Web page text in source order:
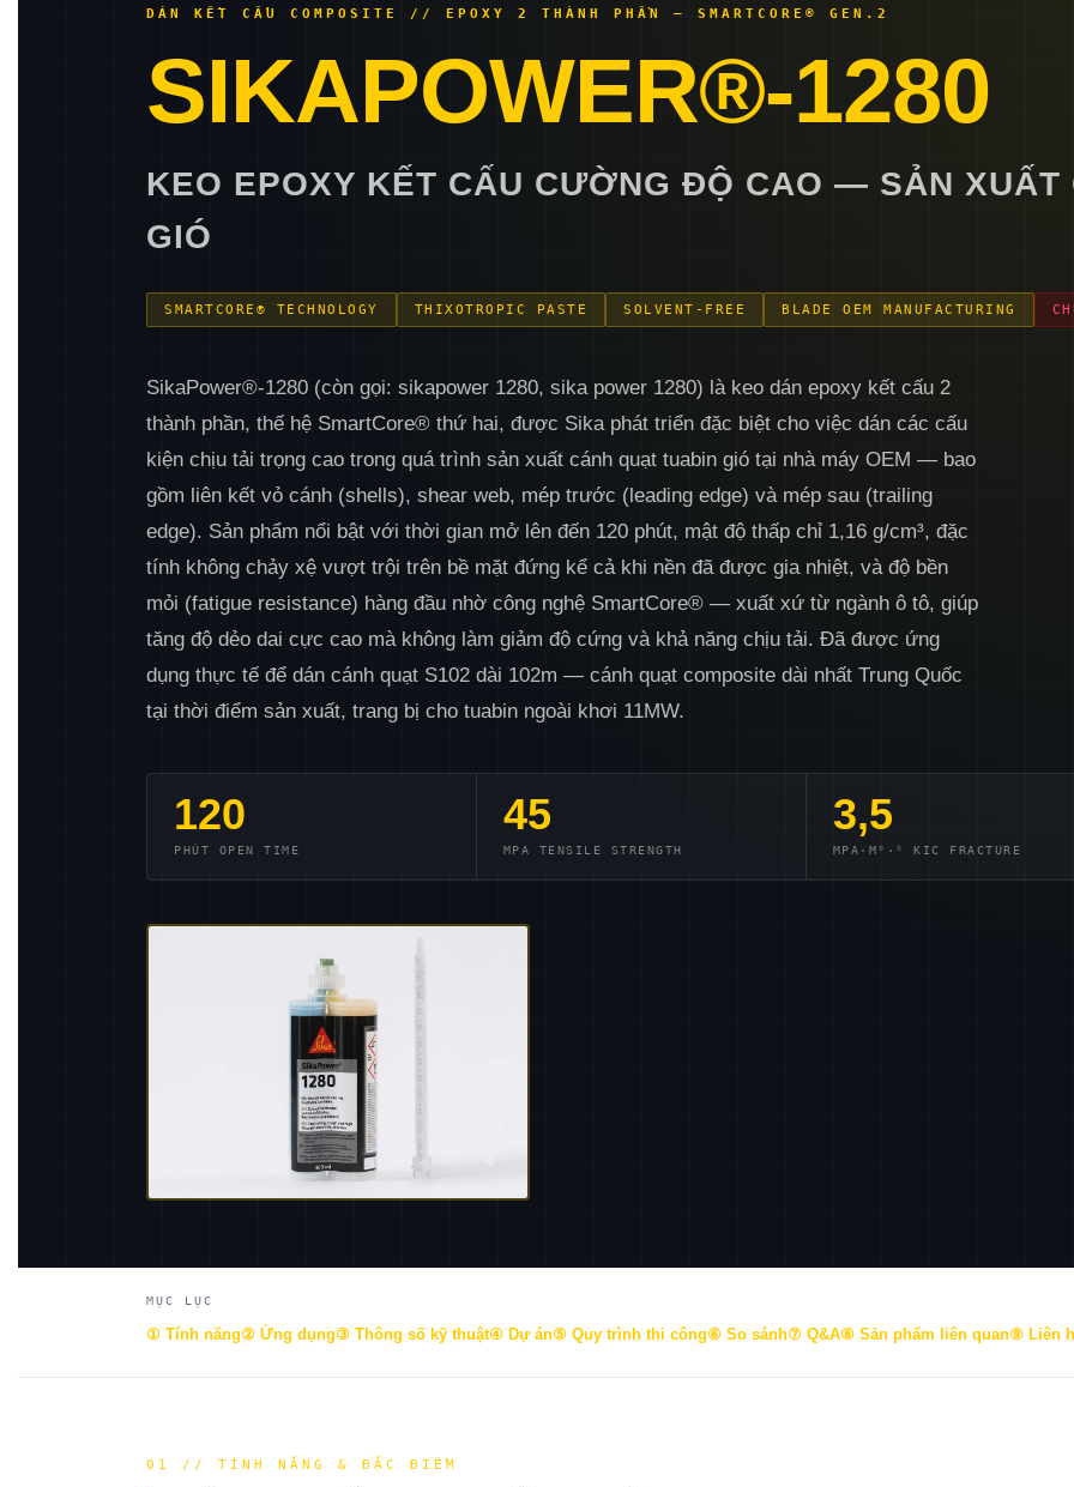
DÁN KẾT CẤU COMPOSITE // EPOXY 2 THÀNH PHẦN — SMARTCORE® GEN.2
SIKAPOWER®-1280
KEO EPOXY KẾT CẤU CƯỜNG ĐỘ CAO — SẢN XUẤT
GIÓ
SMARTCORE® TECHNOLOGY THIXOTROPIC PASTE SOLVENT-FREE BLADE OEM MANUFACTURING
SikaPower®-1280 (còn gọi: sikapower 1280, sika power 1280) là keo dán epoxy kết cấu 2
thành phần, thế hệ SmartCore® thứ hai, được Sika phát triển đặc biệt cho việc dán các cấu
kiện chịu tải trọng cao trong quá trình sản xuất cánh quạt tuabin gió tại nhà máy OEM — bao
gồm liên kết vỏ cánh (shells), shear web, mép trước (leading edge) và mép sau (trailing
edge). Sản phẩm nổi bật với thời gian mở lên đến 120 phút, mật độ thấp chỉ 1,16 g/cm³, đặc
tính không chảy xệ vượt trội trên bề mặt đứng kể cả khi nền đã được gia nhiệt, và độ bền
mỏi (fatigue resistance) hàng đầu nhờ công nghệ SmartCore® — xuất xứ từ ngành ô tô, giúp
tăng độ dẻo dai cực cao mà không làm giảm độ cứng và khả năng chịu tải. Đã được ứng
dụng thực tế để dán cánh quạt S102 dài 102m — cánh quạt composite dài nhất Trung Quốc
tại thời điểm sản xuất, trang bị cho tuabin ngoài khơi 11MW.
120
PHÚT OPEN TIME
45
MPA TENSILE STRENGTH
3,5
MPA·M⁰·⁵ KIC FRACTURE
MỤC LỤC
① Tính năng② Ứng dụng③ Thông số kỹ thuật④ Dự án⑤ Quy trình thi công⑥ So sánh⑦ Q&A⑧ Sản phẩm liên quan⑨ Liên
01 // TÍNH NĂNG & ĐẶC ĐIỂM